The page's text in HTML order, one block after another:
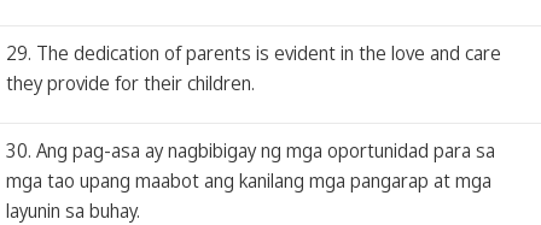
29. The dedication of parents is evident in the love and care
they provide for their children.
30. Ang pag-asa ay nagbibigay ng mga oportunidad para sa
mga tao upang maabot ang kanilang mga pangarap at mga
layunin sa buhay.